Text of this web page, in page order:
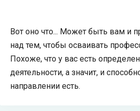
Вот оно что... Может быть вам и
над тем, чтобы осваивать
Похоже, что у вас есть
деятельности, а значит, и
направлении есть.